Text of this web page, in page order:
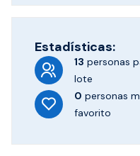
Estadísticas:
13 personas
lote
0 personas
favorito